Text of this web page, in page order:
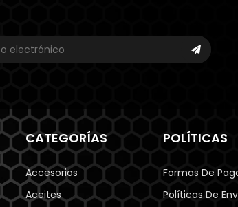
CATEGORÍAS
Accesorios
Aceites
POLÍTICAS
Formas De
Políticas De